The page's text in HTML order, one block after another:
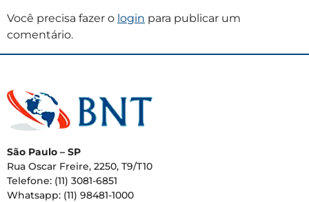
Você precisa fazer o login para publicar um
comentário.
São Paulo – SP
Rua Oscar Freire, 2250, T9/T10
Telefone: (11) 3081-6851
Whatsapp: (11) 98481-1000